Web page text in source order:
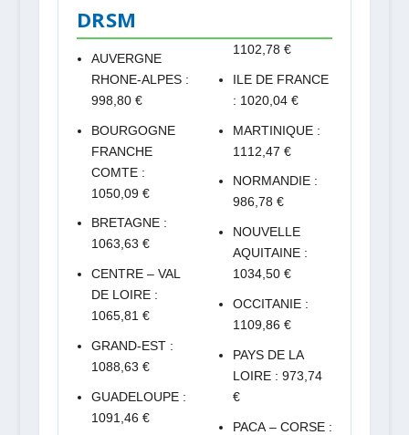
DRSM
AUVERGNE
RHONE-ALPES :
998,80 €
BOURGOGNE
FRANCHE
COMTE :
1050,09 €
BRETAGNE :
1063,63 €
CENTRE – VAL
DE LOIRE :
1065,81 €
GRAND-EST :
1088,63 €
GUADELOUPE :
1091,46 €
1102,78 €
ILE DE FRANCE
: 1020,04 €
MARTINIQUE :
1112,47 €
NORMANDIE :
986,78 €
NOUVELLE
AQUITAINE :
1034,50 €
OCCITANIE :
1109,86 €
PAYS DE LA
LOIRE : 973,74
€
PACA – CORSE :